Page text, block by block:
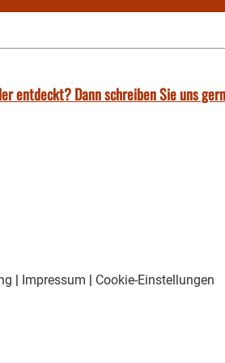
entdeckt? Dann schreiben Sie uns
| Impressum | Cookie-Einstellungen